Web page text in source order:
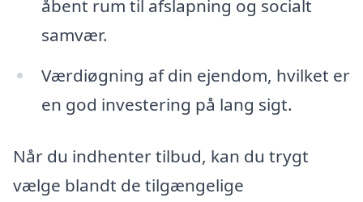
åbent rum til afslapning og socialt
samvær.
Værdiøgning af din ejendom, hvilket er
en god investering på lang sigt.
Når du indhenter tilbud, kan du trygt
vælge blandt de tilgængelige